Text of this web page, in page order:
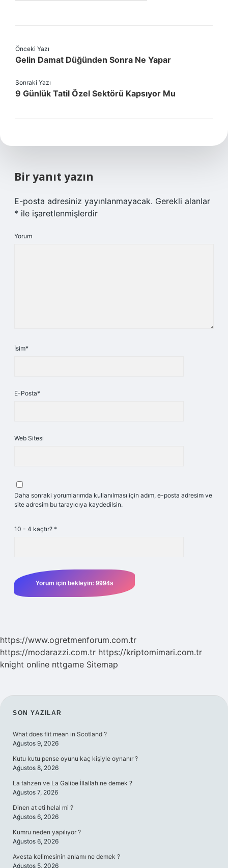
Önceki Yazı
Gelin Damat Düğünden Sonra Ne Yapar
Sonraki Yazı
9 Günlük Tatil Özel Sektörü Kapsıyor Mu
Bir yanıt yazın
E-posta adresiniz yayınlanmayacak. Gerekli alanlar
* ile işaretlenmişlerdir
Yorum
İsim*
E-Posta*
Web Sitesi
Daha sonraki yorumlarımda kullanılması için adım, e-posta adresim ve
site adresim bu tarayıcıya kaydedilsin.
10 - 4 kaçtır? *
https://www.ogretmenforum.com.tr
https://modarazzi.com.tr https://kriptomimari.com.tr
knight online nttgame Sitemap
SIDEBAR
SON YAZILAR
What does flit mean in Scotland ?
Ağustos 9, 2026
Kutu kutu pense oyunu kaç kişiyle oynanır ?
Ağustos 8, 2026
La tahzen ve La Galibe İllallah ne demek ?
Ağustos 7, 2026
Dinen at eti helal mi ?
Ağustos 6, 2026
Kumru neden yapılıyor ?
Ağustos 6, 2026
Avesta kelimesinin anlamı ne demek ?
Ağustos 5, 2026